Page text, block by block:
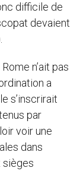
difficile de
devaient
n’ait pas
a
s’inscrirait
par
voir une
dans
sièges